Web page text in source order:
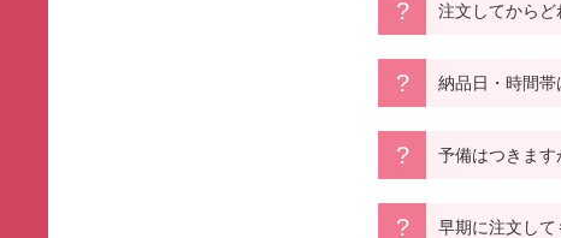
注文してからど
納品日・時間帯
予備はつきます
早期に注文して